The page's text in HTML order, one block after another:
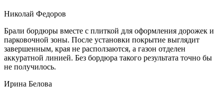
Николай Федоров
Брали бордюры вместе с плиткой для оформления дорожек и
парковочной зоны. После установки покрытие выглядит
завершенным, края не расползаются, а газон отделен
аккуратной линией. Без бордюра такого результата точно бы
не получилось.
Ирина Белова